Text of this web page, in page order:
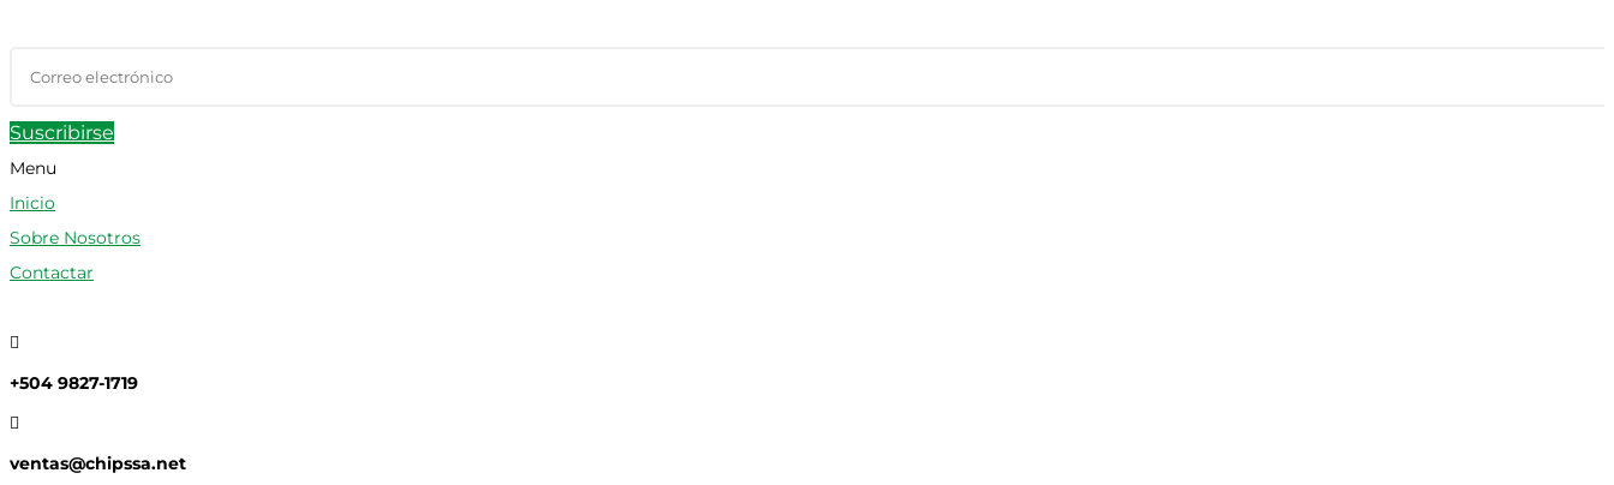
Suscribirse
Menu
Inicio
Sobre Nosotros
Contactar

+504 9827-1719

ventas@chipssa.net